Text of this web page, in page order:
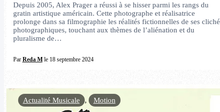
Depuis 2005, Alex Prager a réussi à se hisser parmi les rangs du
gratin artistique américain. Cette photographe et réalisatrice
prolonge dans sa filmographie les réalités fictionnelles de ses
photographiques, touchant aux thèmes de l’aliénation et du
pluralisme de…
Par Reda Mle 18 septembre 2024
Actualité Musicale , Motion